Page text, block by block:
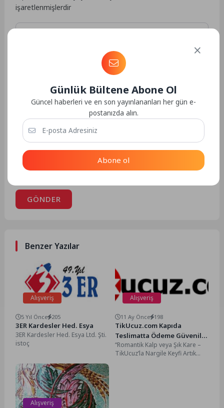
işaretlenmişlerdir
Daha sonraki yorumlarımda kullanılması için adım, e-
GÖNDER
Benzer Yazılar
Alışveriş
5 Yıl Önce 205
3ER Kardesler Hed. Esya
3ER Kardesler Hed. Esya Ltd. Şti.
istoç
Alışveriş
11 Ay Önce 198
TikUcuz.com Kapıda
Teslimatta Ödeme Güvenilir
Alışveriş
“Romantik Kalp veya Şık Kare –
TikUcuz’la Nargile Keyfi Artık
Alışveriş
Günlük Bültene Abone Ol
Güncel haberleri ve en son yayınlananları her gün e-
postanızda alın.
Abone ol